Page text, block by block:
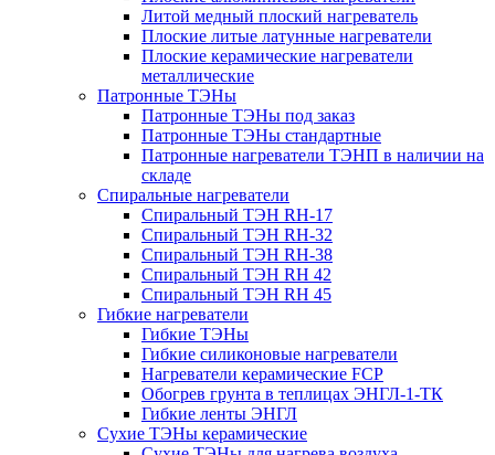
Литой медный плоский нагреватель
Плоские литые латунные нагреватели
Плоские керамические нагреватели
металлические
Патронные ТЭНы
Патронные ТЭНы под заказ
Патронные ТЭНы стандартные
Патронные нагреватели ТЭНП в наличии на
складе
Спиральные нагреватели
Спиральный ТЭН RH-17
Спиральный ТЭН RH-32
Спиральный ТЭН RH-38
Спиральный ТЭН RH 42
Спиральный ТЭН RH 45
Гибкие нагреватели
Гибкие ТЭНы
Гибкие силиконовые нагреватели
Нагреватели керамические FCP
Обогрев грунта в теплицах ЭНГЛ-1-ТК
Гибкие ленты ЭНГЛ
Сухие ТЭНы керамические